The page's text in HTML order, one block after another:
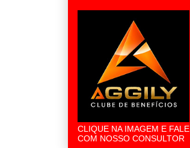
CLIQUE NA IMAGEM E FALE
COM NOSSO CONSULTOR